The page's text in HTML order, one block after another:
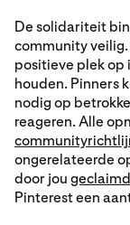
De solidariteit
community
positieve plek op
houden. Pinners
nodig op
reageren. Alle
ongerelateerde
door jou
Pinterest een